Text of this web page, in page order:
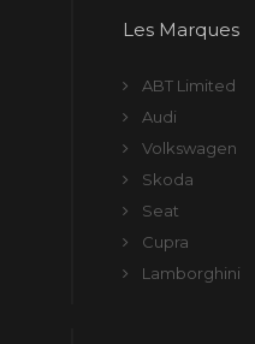
Les Marques
ABT Limited
Audi
Volkswagen
Skoda
Seat
Cupra
Lamborghini